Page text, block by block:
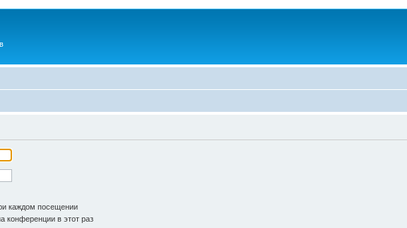
каждом посещении
конференции в этот раз